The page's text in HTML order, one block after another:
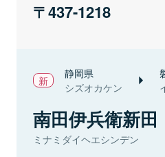
437-1218
静岡県
シズオカケン
南田伊兵衛新田
ミナミダイヘエシンデン